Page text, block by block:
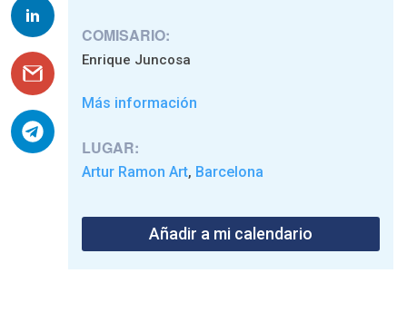
COMISARIO:
Enrique Juncosa
Más información
LUGAR:
Artur Ramon Art, Barcelona
Añadir a mi calendario